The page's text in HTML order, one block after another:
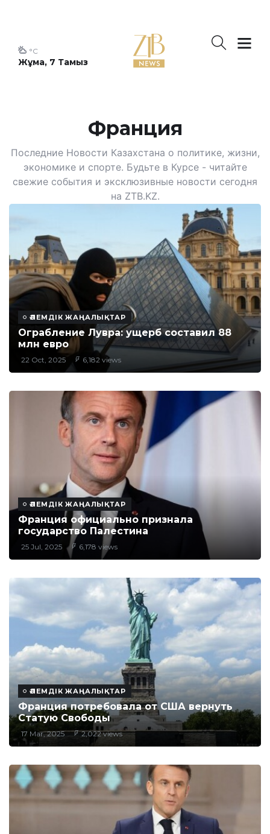
Жұма, 7 Тамыз
°C
Франция
Последние Новости Казахстана о политике, жизни,
экономике и спорте. Будьте в Курсе - читайте
свежие события и эксклюзивные новости сегодня
на ZTB.KZ.
ӘЛЕМДІК ЖАҢАЛЫҚТАР
Ограбление Лувра: ущерб составил 88
млн евро
22 Oct, 2025 6,182 views
ӘЛЕМДІК ЖАҢАЛЫҚТАР
Франция официально признала
государство Палестина
25 Jul, 2025 6,178 views
ӘЛЕМДІК ЖАҢАЛЫҚТАР
Франция потребовала от США вернуть
Статую Свободы
17 Mar, 2025 2,022 views